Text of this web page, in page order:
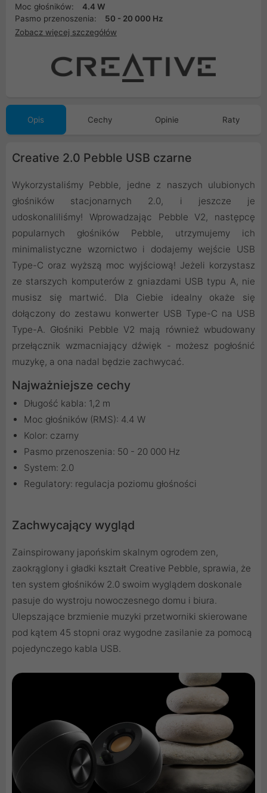
Moc głośników:
4.4 W
Pasmo przenoszenia:
50 - 20 000 Hz
Zobacz więcej szczegółów
Opis Cechy Opinie Raty
Creative 2.0 Pebble USB czarne
Wykorzystaliśmy Pebble, jedne z naszych ulubionych
głośników stacjonarnych 2.0, i jeszcze je
udoskonaliliśmy! Wprowadzając Pebble V2, następcę
popularnych głośników Pebble, utrzymujemy ich
minimalistyczne wzornictwo i dodajemy wejście USB
Type-C oraz wyższą moc wyjściową! Jeżeli korzystasz
ze starszych komputerów z gniazdami USB typu A, nie
musisz się martwić. Dla Ciebie idealny okaże się
dołączony do zestawu konwerter USB Type-C na USB
Type-A. Głośniki Pebble V2 mają również wbudowany
przełącznik wzmacniający dźwięk - możesz pogłośnić
muzykę, a ona nadal będzie zachwycać.
Najważniejsze cechy
Długość kabla: 1,2 m
Moc głośników (RMS): 4.4 W
Kolor: czarny
Pasmo przenoszenia: 50 - 20 000 Hz
System: 2.0
Regulatory: regulacja poziomu głośności
Zachwycający wygląd
Zainspirowany japońskim skalnym ogrodem zen,
zaokrąglony i gładki kształt Creative Pebble, sprawia, że
ten system głośników 2.0 swoim wyglądem doskonale
pasuje do wystroju nowoczesnego domu i biura.
Ulepszające brzmienie muzyki przetworniki skierowane
pod kątem 45 stopni oraz wygodne zasilanie za pomocą
pojedynczego kabla USB.